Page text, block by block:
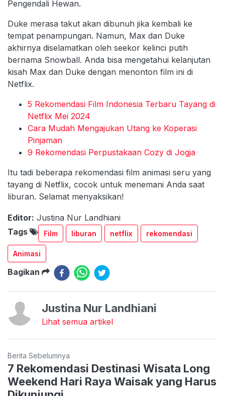
Pengendali Hewan.
Duke merasa takut akan dibunuh jika kembali ke
tempat penampungan. Namun, Max dan Duke
akhirnya diselamatkan oleh seekor kelinci putih
bernama Snowball. Anda bisa mengetahui kelanjutan
kisah Max dan Duke dengan menonton film ini di
Netflix.
5 Rekomendasi Film Indonesia Terbaru Tayang di
Netflix Mei 2024
Cara Mudah Mengajukan Utang ke Koperasi
Pinjaman
9 Rekomendasi Perpustakaan Cozy di Jogja
Itu tadi beberapa rekomendasi film animasi seru yang
tayang di Netflix, cocok untuk menemani Anda saat
liburan. Selamat menyaksikan!
Editor: Justina Nur Landhiani
Tags
Film liburan netflix rekomendasi
Animasi
Bagikan
Justina Nur Landhiani
Lihat semua artikel
Berita Sebelumnya
7 Rekomendasi Destinasi Wisata Long
Weekend Hari Raya Waisak yang Harus